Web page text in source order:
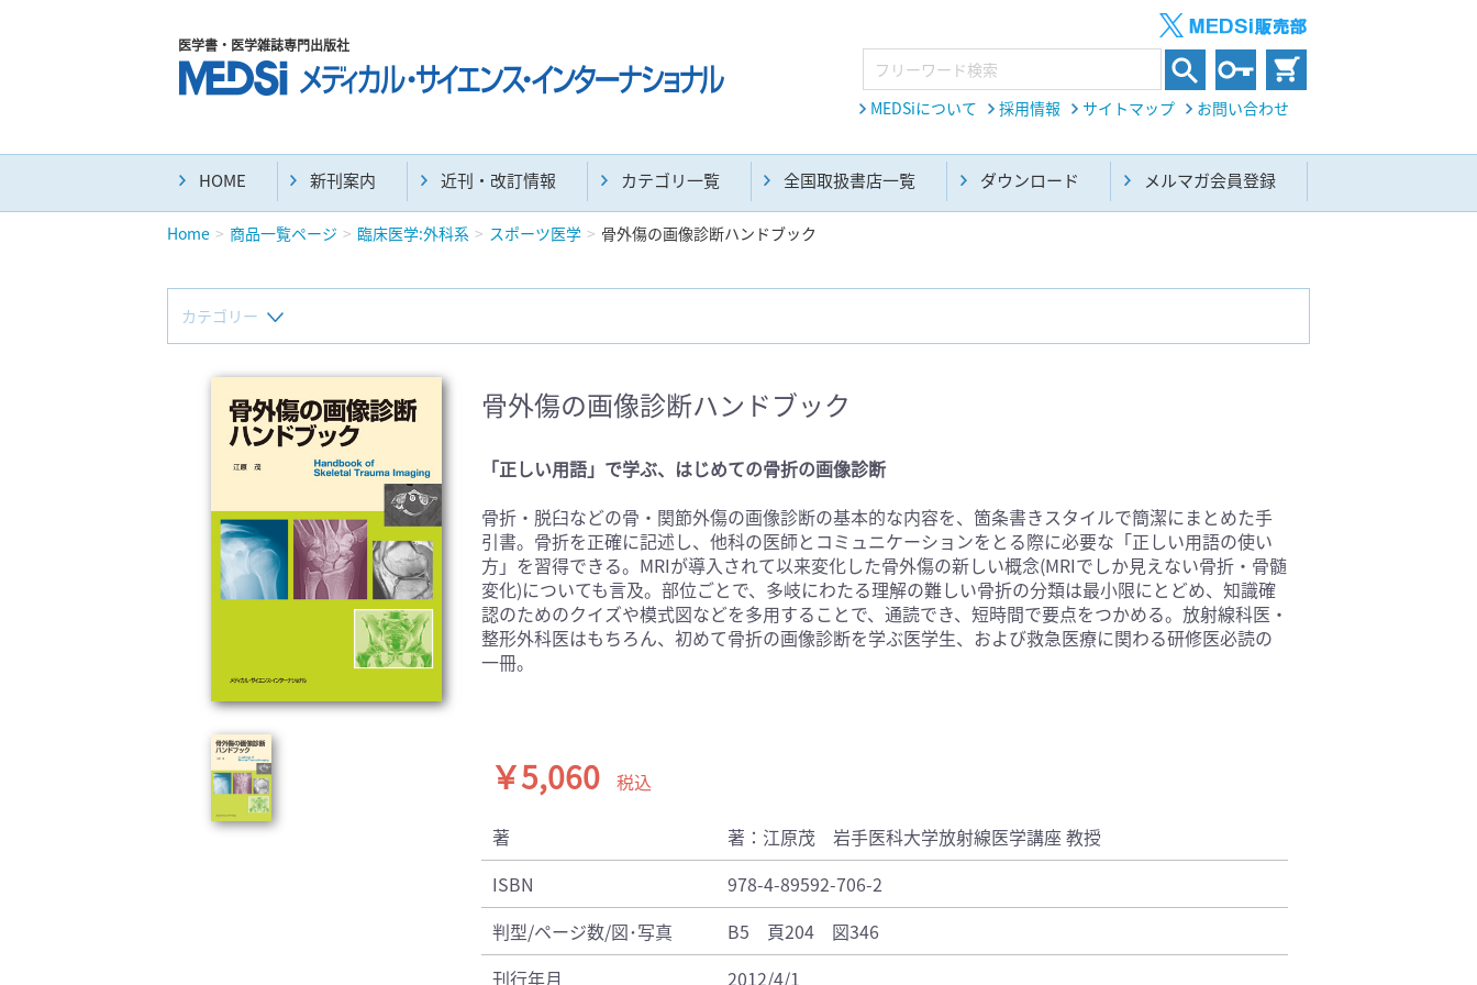
医学書・医学雑誌専門出版社
MEDSiについて 採用情報 サイトマップ お問い合わせ
HOME 新刊案内 近刊・改訂情報 カテゴリ一覧 全国取扱書店一覧 ダウンロード メルマガ会員登録
Home 商品一覧ページ 臨床医学:外科系 スポーツ医学 骨外傷の画像診断ハンドブック
カテゴリー
新刊(直近6ヶ月)(24)
マニュアル(39)
臨床医学:一般(359) 臨床医学:内科系(407) 臨床医学:外科系(249)
基礎医学(93)
基礎医学関連科学(80)
自然科学(25) 看護学(21)
医療技術(16)
歯科学(3)
栄養学(0) 薬学(7)
保健・体育(1)
医学一般(91) マルチメディア(0)
骨外傷の画像診断ハンドブック
「正しい用語」で学ぶ、はじめての骨折の画像診断
骨折・脱臼などの骨・関節外傷の画像診断の基本的な内容を、箇条書きスタイルで簡潔にまとめた手
引書。骨折を正確に記述し、他科の医師とコミュニケーションをとる際に必要な「正しい用語の使い
方」を習得できる。MRIが導入されて以来変化した骨外傷の新しい概念(MRIでしか見えない骨折・骨髄
変化)についても言及。部位ごとで、多岐にわたる理解の難しい骨折の分類は最小限にとどめ、知識確
認のためのクイズや模式図などを多用することで、通読でき、短時間で要点をつかめる。放射線科医・
整形外科医はもちろん、初めて骨折の画像診断を学ぶ医学生、および救急医療に関わる研修医必読の
一冊。
￥5,060 税込
著
著：江原茂 岩手医科大学放射線医学講座 教授
ISBN
978-4-89592-706-2
判型/ページ数/図･写真
B5 頁204 図346
刊行年月
2012/4/1